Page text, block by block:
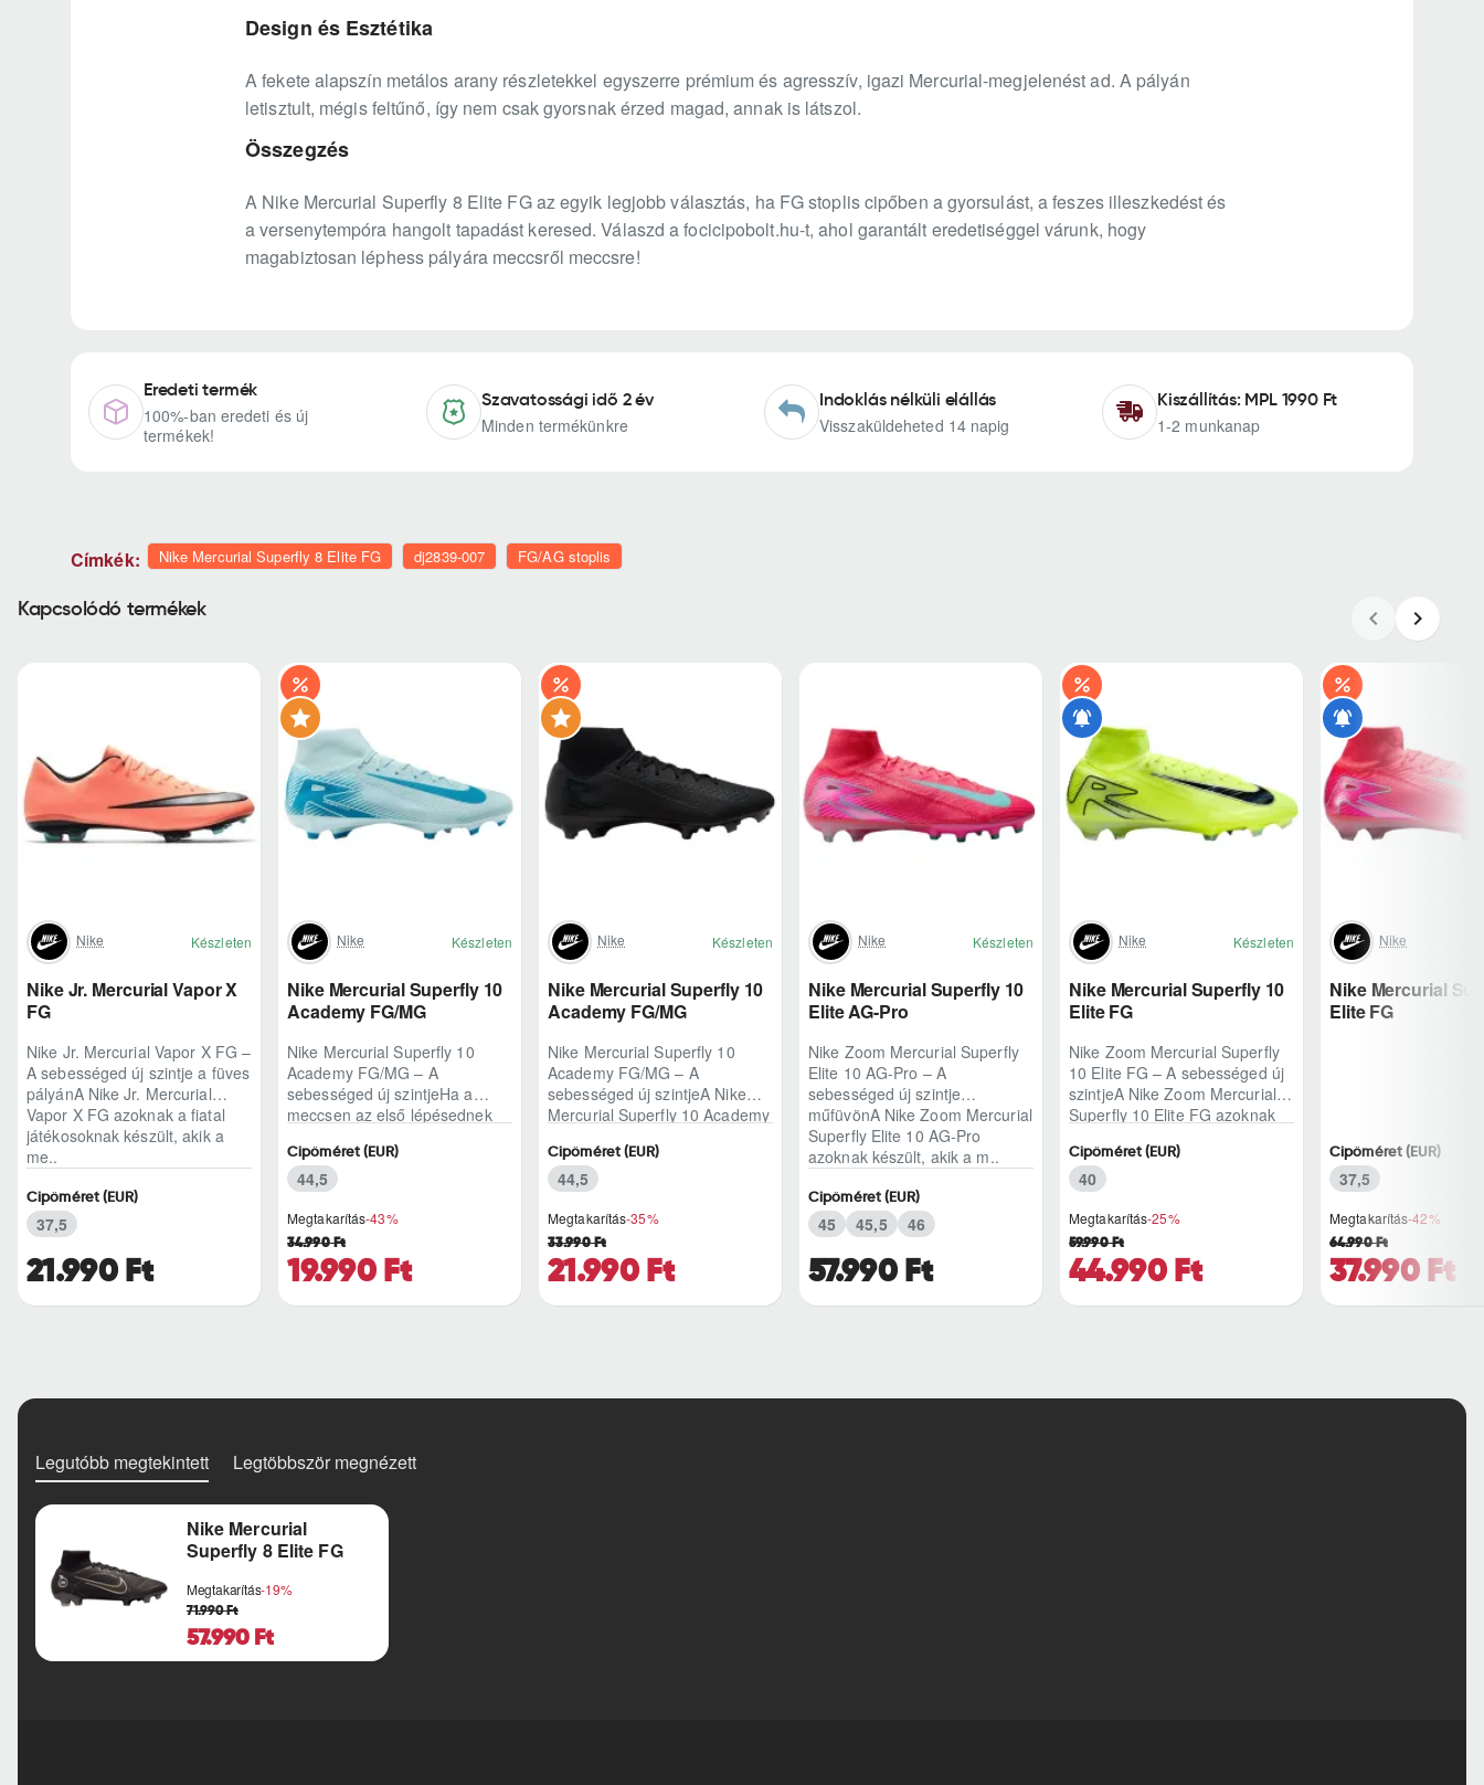
Design és Esztétika
A fekete alapszín metálos arany részletekkel egyszerre prémium és agresszív, igazi Mercurial-megjelenést ad. A pályán
letisztult, mégis feltűnő, így nem csak gyorsnak érzed magad, annak is látszol.
Összegzés
A Nike Mercurial Superfly 8 Elite FG az egyik legjobb választás, ha FG stoplis cipőben a gyorsulást, a feszes illeszkedést és
a versenytempóra hangolt tapadást keresed. Válaszd a focicipobolt.hu-t, ahol garantált eredetiséggel várunk, hogy
magabiztosan léphess pályára meccsről meccsre!
Eredeti termék
100%-ban eredeti és új
termékek!
Szavatossági idő 2 év
Minden termékünkre
Indoklás nélküli elállás
Visszaküldeheted 14 napig
Kiszállítás: MPL 1990 Ft
1-2 munkanap
Címkék: Nike Mercurial Superfly 8 Elite FG dj2839-007 FG/AG stoplis
Kapcsolódó termékek
Nike Készleten
Nike Jr. Mercurial Vapor X
FG
Nike Jr. Mercurial Vapor X FG –
A sebességed új szintje a füves
pályánA Nike Jr. Mercurial
Vapor X FG azoknak a fiatal
játékosoknak készült, akik a
me..
21.990 Ft
Cipőméret (EUR)
37,5
Nike Készleten
Nike Mercurial Superfly 10
Academy FG/MG
Nike Mercurial Superfly 10
Academy FG/MG – A
sebességed új szintjeHa a
meccsen az első lépésednek
Superfly 10 Academy F..
Megtakarítás-43%
19.990 Ft
34.990 Ft
Cipőméret (EUR)
44,5
Nike Készleten
Nike Mercurial Superfly 10
Academy FG/MG
Nike Mercurial Superfly 10
Academy FG/MG – A
sebességed új szintjeA Nike
Mercurial Superfly 10 Academy
meccs ritmusát ne..
Megtakarítás-35%
21.990 Ft
33.990 Ft
Cipőméret (EUR)
44,5
Nike Készleten
Nike Mercurial Superfly 10
Elite AG-Pro
Nike Zoom Mercurial Superfly
Elite 10 AG-Pro – A
sebességed új szintje
műfüvönA Nike Zoom Mercurial
Superfly Elite 10 AG-Pro
azoknak készült, akik a m..
57.990 Ft
Cipőméret (EUR)
45 45,5 46
Nike Készleten
Nike Mercurial Superfly 10
Elite FG
Nike Zoom Mercurial Superfly
10 Elite FG – A sebességed új
szintjeA Nike Zoom Mercurial
Superfly 10 Elite FG azoknak
csak ..
Megtakarítás-25%
44.990 Ft
59.990 Ft
Cipőméret (EUR)
40
Nike
Nike Mercurial
Elite FG
Megtakarítás-42%
37.990 Ft
64.990 Ft
Cipőméret (EUR)
37,5
Legutóbb megtekintett Legtöbbször megnézett
Nike Mercurial
Superfly 8 Elite FG
Megtakarítás-19%
57.990 Ft
71.990 Ft